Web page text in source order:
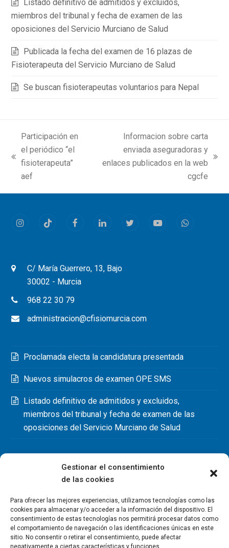
Gestionar el consentimiento
de las cookies
Para ofrecer las mejores experiencias, utilizamos tecnologías como las
cookies para almacenar y/o acceder a la información del dispositivo. El
consentimiento de estas tecnologías nos permitirá procesar datos como
el comportamiento de navegación o las identificaciones únicas en este
sitio. No consentir o retirar el consentimiento, puede afectar
negativamente a ciertas características y funciones.
Listado definitivo de admitidos y excluidos,
miembros del tribunal y fecha de examen de las
oposiciones del Servicio Murciano de Salud
Publicada la fecha del examen de 16 plazas de
Fisioterapeuta del Servicio Murciano de Salud
Se buscan fisioterapeutas voluntarios para Nepal
previous
post:
Participación en
el periódico “el
fisioterapeuta”
aef
next
Informacion sobre carta
enviada aseguradoras y
enlaces publicados en la web
cgcfe
InstagramTiktok FacebookLinkedInTwitterYoutubeWhatsapp
C/ María Guerrero, 13, Bajo
30002 - Murcia
968 22 30 79
administracion@cfisiomurcia.com
Proclamada electa la candidatura presentada
Nuevos simulacros de examen OPE SMS
Listado definitivo de admitidos y excluidos,
miembros del tribunal y fecha de examen de las
oposiciones del Servicio Murciano de Salud